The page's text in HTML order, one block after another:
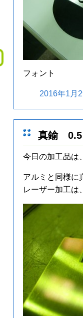
フォント
2016年1月
真鍮 0.5
今日の加工品は
アルミと同様に
レーザー加工は